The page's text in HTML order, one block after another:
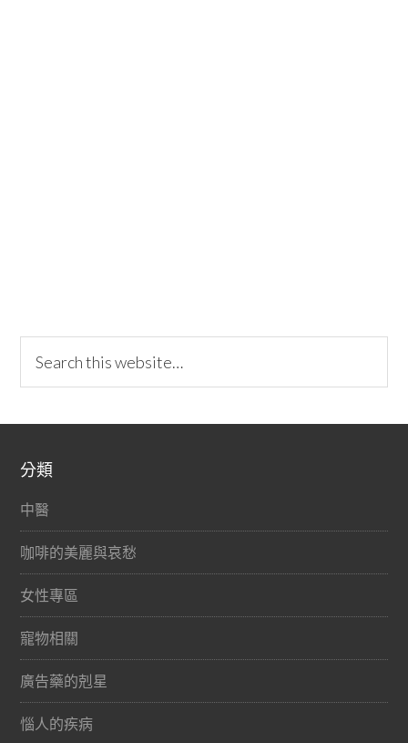
分類
中醫
咖啡的美麗與哀愁
女性專區
寵物相關
廣告藥的剋星
惱人的疾病